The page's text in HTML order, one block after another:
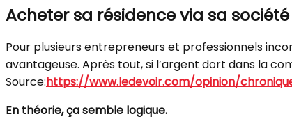
Acheter sa résidence via sa
Pour plusieurs entrepreneurs et professionnels
avantageuse. Après tout, si l’argent dort dans la
Source:https://www.ledevoir.com/opinion/
En théorie, ça semble logique.